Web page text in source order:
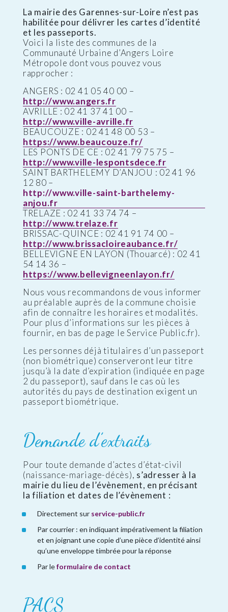
La mairie des Garennes-sur-Loire n’est pas
habilitée pour délivrer les cartes d’identité
et les passeports.
Voici la liste des communes de la
Communauté Urbaine d’Angers Loire
Métropole dont vous pouvez vous
rapprocher :
ANGERS : 02 41 05 40 00 –
http://www.angers.fr
AVRILLE : 02 41 37 41 00 –
http://www.ville-avrille.fr
BEAUCOUZE : 02 41 48 00 53 –
https://www.beaucouze.fr/
LES PONTS DE CE : 02 41 79 75 75 –
http://www.ville-lespontsdece.fr
SAINT BARTHELEMY D’ANJOU : 02 41 96
12 80 –
http://www.ville-saint-barthelemy-
anjou.fr
TRELAZE : 02 41 33 74 74 –
http://www.trelaze.fr
BRISSAC-QUINCE : 02 41 91 74 00 –
http://www.brissacloireaubance.fr/
BELLEVIGNE EN LAYON (Thouarcé) : 02 41
54 14 36 –
https://www.bellevigneenlayon.fr/
Nous vous recommandons de vous informer
au préalable auprès de la commune choisie
afin de connaître les horaires et modalités.
Pour plus d’informations sur les pièces à
fournir, en bas de page le Service Public.fr).
Les personnes déjà titulaires d’un passeport
(non biométrique) conserveront leur titre
jusqu’à la date d’expiration (indiquée en page
2 du passeport), sauf dans le cas où les
autorités du pays de destination exigent un
passeport biométrique.
Demande d’extraits
Pour toute demande d’actes d’état-civil
(naissance-mariage-décès), s’adresser à la
mairie du lieu de l’évènement, en précisant
la filiation et dates de l’évènement :
Directement sur service-public.fr
Par courrier : en indiquant impérativement la filiation
et en joignant une copie d’une pièce d’identité ainsi
qu’une enveloppe timbrée pour la réponse
Par leformulaire de contact
PACS